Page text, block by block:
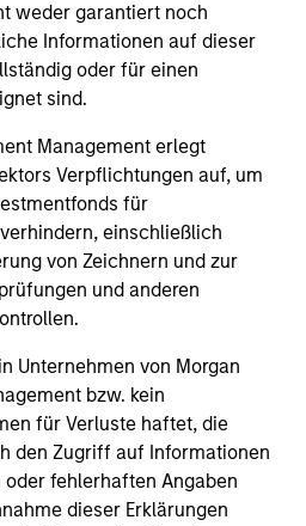
weder garantiert noch
Informationen auf dieser
oder für einen
sind.
Management erlegt
Verpflichtungen auf, um
für
einschließlich
von Zeichnern und zur
und anderen
Unternehmen von Morgan
bzw. kein
für Verluste haftet, die
den Zugriff auf Informationen
fehlerhaften Angaben
dieser Erklärungen
distinctive culture that
and continued learning.
STABLE TEAM
money since 1998. They
horizon that promotes